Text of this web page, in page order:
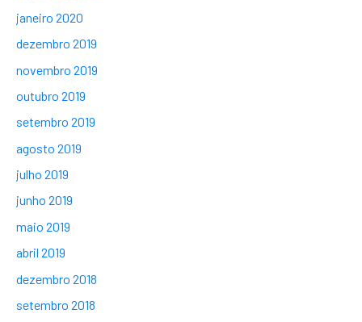
janeiro 2020
dezembro 2019
novembro 2019
outubro 2019
setembro 2019
agosto 2019
julho 2019
junho 2019
maio 2019
abril 2019
dezembro 2018
setembro 2018